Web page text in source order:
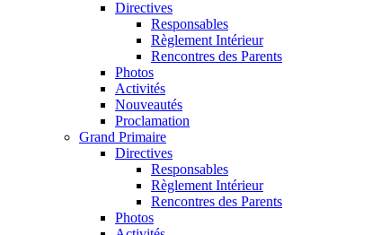
Directives
Responsables
Règlement Intérieur
Rencontres des Parents
Photos
Activités
Nouveautés
Proclamation
Grand Primaire
Directives
Responsables
Règlement Intérieur
Rencontres des Parents
Photos